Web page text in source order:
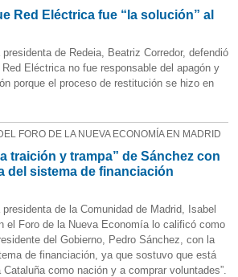
Red Eléctrica fue “la solución” al
de Redeia, Beatriz Corredor, defendió
Eléctrica no fue responsable del apagón y
porque el proceso de restitución se hizo en
FORO DE LA NUEVA ECONOMÍA EN MADRID
traición y trampa” de Sánchez con
del sistema de financiación
de la Comunidad de Madrid, Isabel
el Foro de la Nueva Economía lo calificó como
del Gobierno, Pedro Sánchez, con la
de financiación, ya que sostuvo que está
como nación y a comprar voluntades”.